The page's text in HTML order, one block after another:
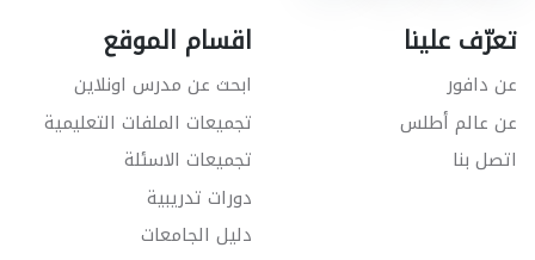
تعرّف علينا
عن دافور
عن عالم أطلس
اتصل بنا
اقسام الموقع
ابحث عن مدرس اونلاين
تجميعات الملفات التعليمية
تجميعات الاسئلة
دورات تدريبية
دليل الجامعات